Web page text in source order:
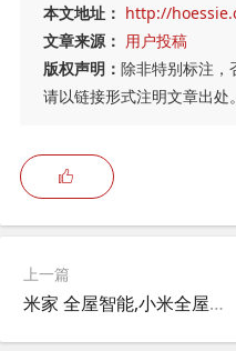
本文地址： http://
文章来源： 用户投稿
版权声明： 除非特别标注，
请以链接形式注明文章出处。
上一篇
米家 全屋智能,小米全屋智能家居费电吗？